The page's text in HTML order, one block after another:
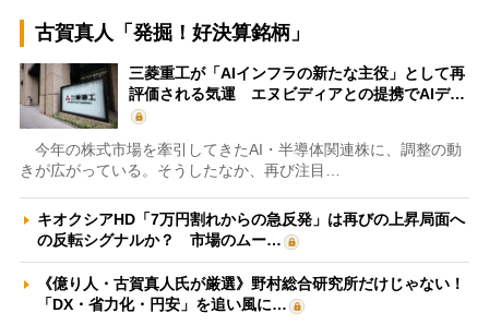
古賀真人「発掘！好決算銘柄」
三菱重工が「AIインフラの新たな主役」として再
評価される気運 エヌビディアとの提携でAIデ…
今年の株式市場を牽引してきたAI・半導体関連株に、調整の動
きが広がっている。そうしたなか、再び注目…
キオクシアHD「7万円割れからの急反発」は再びの上昇局面へ
の反転シグナルか？ 市場のムー…
《億り人・古賀真人氏が厳選》野村総合研究所だけじゃない！
「DX・省力化・円安」を追い風に…